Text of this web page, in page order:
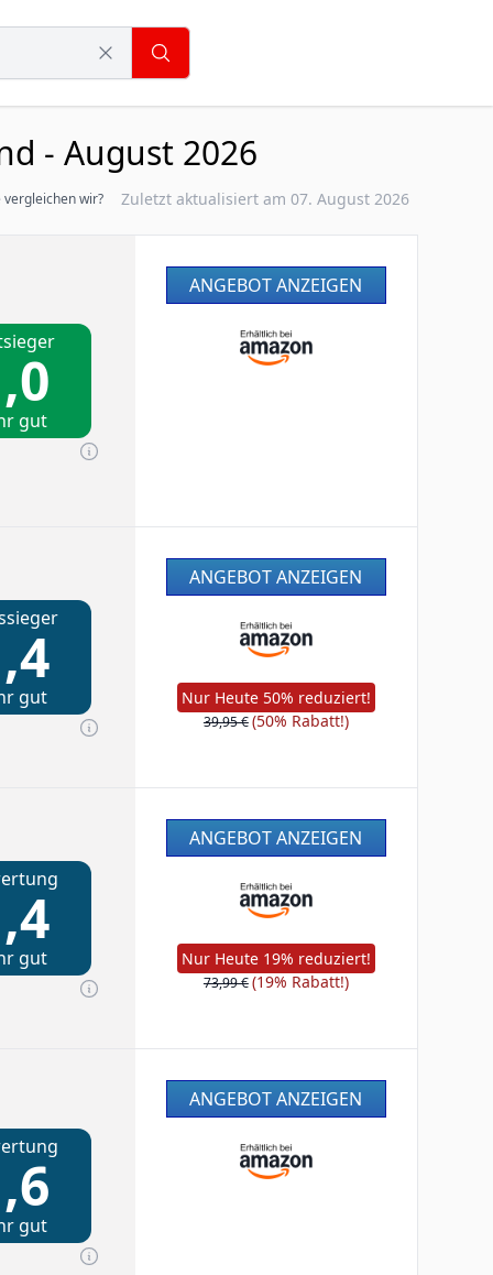
- August 2026
vergleichen wir? Zuletzt aktualisiert am 07. August 2026
gut
ANGEBOT ANZEIGEN
gut
ANGEBOT ANZEIGEN
Nur Heute 50% reduziert!
39,95 €(50% Rabatt!)
gut
ANGEBOT ANZEIGEN
Nur Heute 19% reduziert!
73,99 €(19% Rabatt!)
gut
ANGEBOT ANZEIGEN